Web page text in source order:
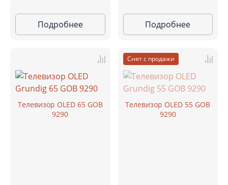
Подробнее Подробнее
Телевизор OLED 65 GOB
9290
Снят с продажи
Телевизор OLED 55 GOB
9290